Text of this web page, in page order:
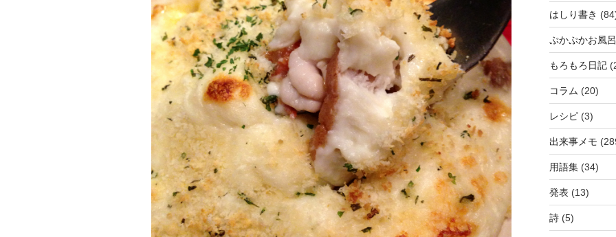
はしり書き
ぷかぷかお風
もろもろ日記
コラム (20)
レシピ(3)
出来事メモ
用語集(34)
発表 (13)
詩(5)